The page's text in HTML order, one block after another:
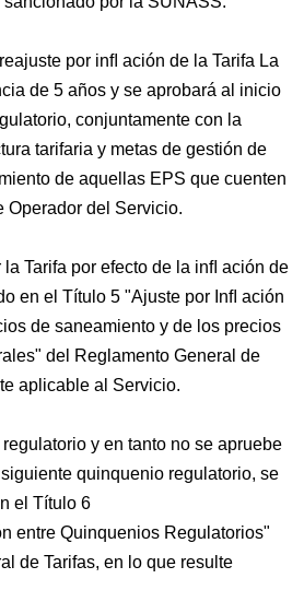
por inﬂ ación de la Tarifa La
de 5 años y se aprobará al inicio
conjuntamente con la
tarifaria y metas de gestión de
de aquellas EPS que cuenten
Operador del Servicio.
Tarifa por efecto de la inﬂ ación de
en el Título 5 "Ajuste por Inﬂ ación
de saneamiento y de los precios
del Reglamento General de
aplicable al Servicio.
y en tanto no se apruebe
quinquenio regulatorio, se
el Título 6
entre Quinquenios Regulatorios"
de Tarifas, en lo que resulte